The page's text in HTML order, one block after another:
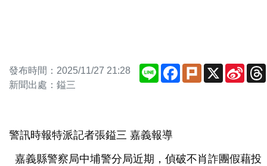
發布時間：2025/11/27 21:28
新聞出處：鎰三
Line Facebook
Plurk X
Sina
警訊時報特派記者張鎰三 嘉義報導
嘉義縣警察局中埔警分局近期，偵破不肖詐團假藉投